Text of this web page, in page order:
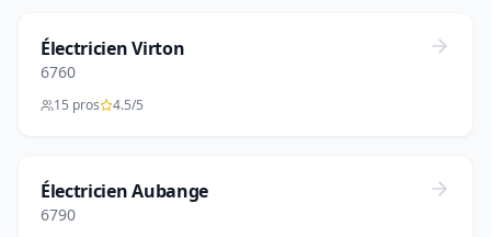
Électricien Virton
6760
15 pros 4.5/5
Électricien Aubange
6790